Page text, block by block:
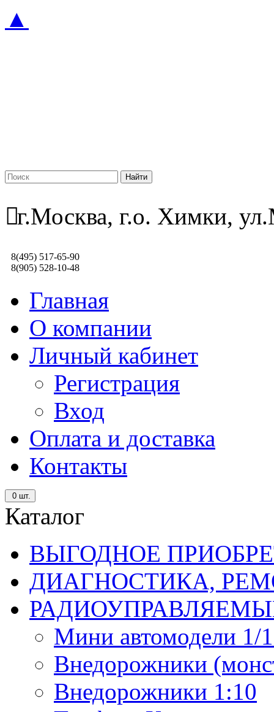
▲
г.Москва, г.о. Химки,
8(495) 517-65-90
8(905) 528-10-48
Главная
О компании
Личный кабинет
Регистрация
Вход
Оплата и доставка
Контакты
0 шт.
Каталог
ВЫГОДНОЕ
ДИАГНОСТИКА,
Мини автомодели 1/
Внедорожники
Внедорожники 1:10